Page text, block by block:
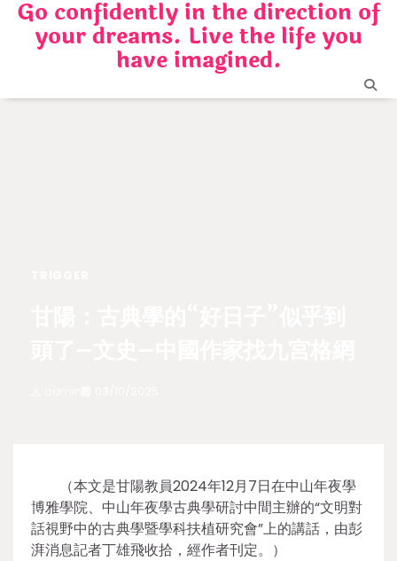
Skip
content
Go confidently in the direction of
your dreams. Live the life you
have imagined.
（本文是甘陽教員2024年12月7日在中山年夜學
博雅學院、中山年夜學古典學研討中間主辦的“文明對
話視野中的古典學暨學科扶植研究會”上的講話，由彭
湃消息記者丁雄飛收拾，經作者刊定。）